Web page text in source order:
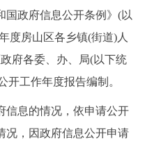
政策服务
回应关切
政府信息公开条例》(以
度房山区各乡镇(街道)人
府各委、办、局(以下统
开工作年度报告编制。
息的情况，依申请公开
况，因政府信息公开申请